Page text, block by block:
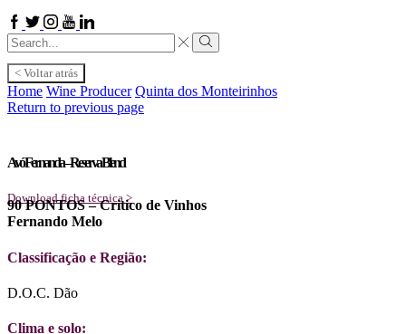
Facebook
TwitterInstagram
Youtube
Linkedin
Search
input
Search
< Voltar atrás
Home Wine Producer Quinta dos Monteirinhos
Return to previous page
Avó Fernanda – Reserva Blend
Download ficha técnica >
90 PONTOS – Critico de Vinhos
Fernando Melo
Classificação e Região:
D.O.C. Dão
Clima e solo: